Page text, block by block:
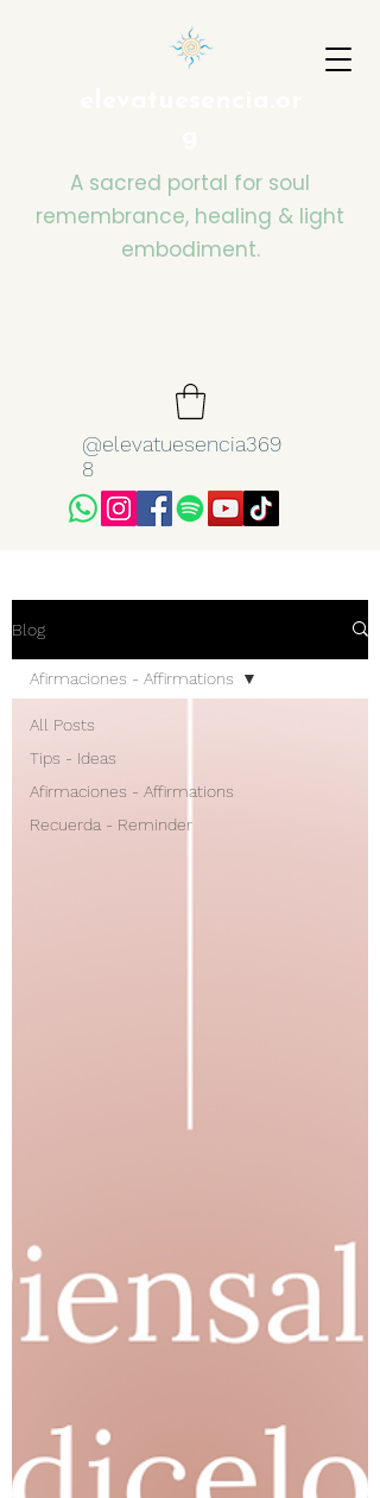
A sacred portal for soul
remembrance, healing & light
embodiment.
@elevatuesencia369
8
Blog
All Posts
Tips - Ideas
Afirmaciones - Affirmations
Recuerda - Reminder
Afirmaciones - Affirmations